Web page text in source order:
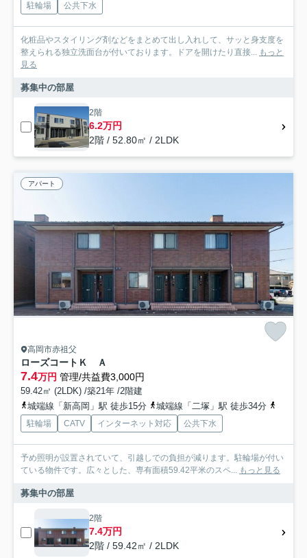
駐輪場 公共下水
化粧品やスタイリング剤などをまとめて出し入れして、サッと身支度を
整えられる独立洗面台が付いております。ドアを開けたり直接... もっと
見る
募集中の部屋
2階
6.2万円
2階 / 52.80㎡ / 2LDK
アパート
高岡市赤祖父
ローズコートＫ Ａ
7.4万円 管理/共益費3,000円
59.42㎡ (2LDK) /築21年 /2階建
城端線「新高岡」駅 徒歩15分
城端線「二塚」駅 徒歩34分
駐輪場 CATV インターネット対応 公共下水
予め照明が設置されていて、引越しでの負担が減ります。駐輪場が付い
ている物件です。広々とした、専有面積59.42平米のスペ... もっと見る
募集中の部屋
2階
7.4万円
2階 / 59.42㎡ / 2LDK